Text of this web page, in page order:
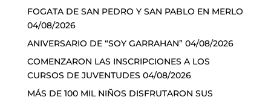
FOGATA DE SAN PEDRO Y SAN PABLO EN MERLO
04/08/2026
ANIVERSARIO DE “SOY GARRAHAN” 04/08/2026
COMENZARON LAS INSCRIPCIONES A LOS
CURSOS DE JUVENTUDES 04/08/2026
MÁS DE 100 MIL NIÑOS DISFRUTARON SUS